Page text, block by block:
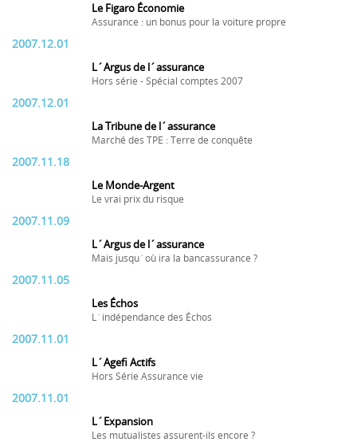
Le Figaro Économie
Assurance : un bonus pour la voiture propre
2007.12.01
L´Argus de l´assurance
Hors série - Spécial comptes 2007
2007.12.01
La Tribune de l´assurance
Marché des TPE : Terre de conquête
2007.11.18
Le Monde-Argent
Le vrai prix du risque
2007.11.09
L´Argus de l´assurance
Mais jusqu´où ira la bancassurance ?
2007.11.05
Les Échos
L´indépendance des Échos
2007.11.01
L´Agefi Actifs
Hors Série Assurance vie
2007.11.01
L´Expansion
Les mutualistes assurent-ils encore ?